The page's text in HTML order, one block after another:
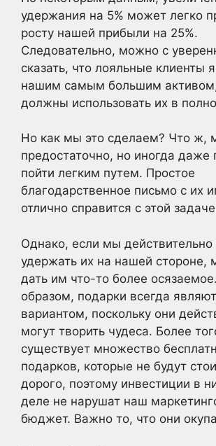
удержания на 5% может легко
росту нашей прибыли на 25%.
Следовательно, можно с
сказать, что лояльные клиенты
нашим самым большим
должны использовать их в
Но как мы это сделаем? Что ж,
предостаточно, но иногда даже
пойти легким путем. Простое
благодарственное письмо с их
отлично справится с этой
Однако, если мы действительно
удержать их на нашей
дать им что-то более
образом, подарки всегда
вариантом, поскольку они
могут творить чудеса. Более
существует множество
подарков, которые не будут
дорого, поэтому инвестиции в
деле не нарушат наш
бюджет. Важно то, что они